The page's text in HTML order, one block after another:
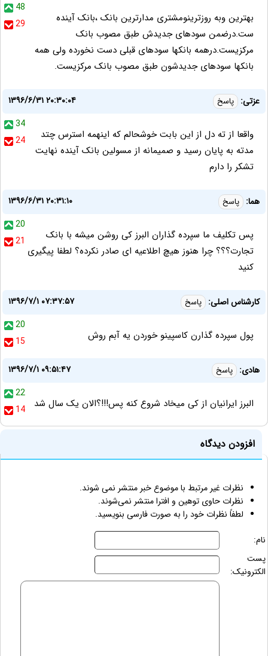
48
29
بهترین وبه روزترینومشتری مدارترین بانک ،بانک آینده
ست.درضمن سودهای جدیدش طبق مصوب بانک
مرکزیست.درهمه بانکها سودهای قبلی دست نخورده ولی همه
بانکها سودهای جدیدشون طبق مصوب بانک مرکزیست.
عزتی: پاسخ
۱۳۹۶/۶/۳۱ ۲۰:۳۰:۰۴
34
24
واقعا از ته دل از این بابت خوشحالم که اینهمه استرس چتد
مدته به پایان رسید و صمیمانه از مسولین بانک آینده نهایت
تشکر را دارم
هما: پاسخ
۱۳۹۶/۶/۳۱ ۲۰:۳۱:۱۰
20
21
پس تکلیف ما سپرده گذاران البرز کی روشن میشه با بانک
تجارت؟؟؟ چرا هنوز هیچ اطلاعیه ای صادر نکرده؟ لطفا پیگیری
کنید
کارشناس اصلی: پاسخ
۱۳۹۶/۷/۱ ۰۷:۳۷:۵۷
20
15
پول سپرده گذارن کاسپینو خوردن یه آبم روش
هادی: پاسخ
۱۳۹۶/۷/۱ ۰۹:۵۱:۴۷
22
14
البرز ایرانیان از کی میخاد شروع کنه پس!!!؟الان یک سال شد
افزودن دیدگاه
نظرات غیر مرتبط با موضوع خبر منتشر نمی شوند.
نظرات حاوی توهین و افترا منتشر نمی‌شوند.
لطفاً نظرات خود را به صورت فارسی بنویسید.
نام:
پست
الکترونیک: